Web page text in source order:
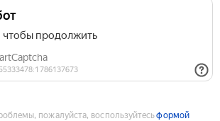
пожалуйста, воспользуйтесьформой